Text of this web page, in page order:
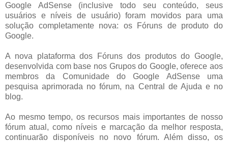
Google AdSense (inclusive todo seu conteúdo, seus
usuários e níveis de usuário) foram movidos para uma
solução completamente nova: os Fóruns de produto do
Google.
A nova plataforma dos Fóruns dos produtos do Google,
desenvolvida com base nos Grupos do Google, oferece aos
membros da Comunidade do Google AdSense uma
pesquisa aprimorada no fórum, na Central de Ajuda e no
blog.
Ao mesmo tempo, os recursos mais importantes de nosso
fórum atual, como níveis e marcação da melhor resposta,
continuarão disponíveis no novo fórum. Além disso, os